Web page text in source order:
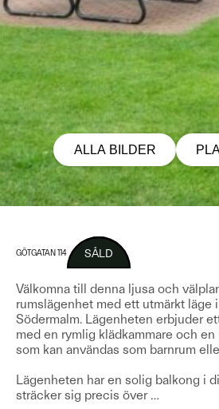
ALLA BILDER
GÖTGATAN 114 SÅLD
Välkomna till denna ljusa och
rumslägenhet med ett utmärkt läge
Södermalm. Lägenheten erbjuder
med en rymlig klädkammare och
som kan användas som barnrum
Lägenheten har en solig balkong i
sträcker sig precis över …